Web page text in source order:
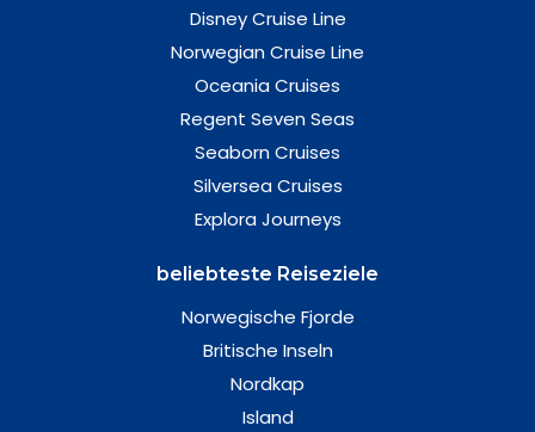
Disney Cruise Line
Norwegian Cruise Line
Oceania Cruises
Regent Seven Seas
Seaborn Cruises
Silversea Cruises
Explora Journeys
beliebteste Reiseziele
Norwegische Fjorde
Britische Inseln
Nordkap
Island